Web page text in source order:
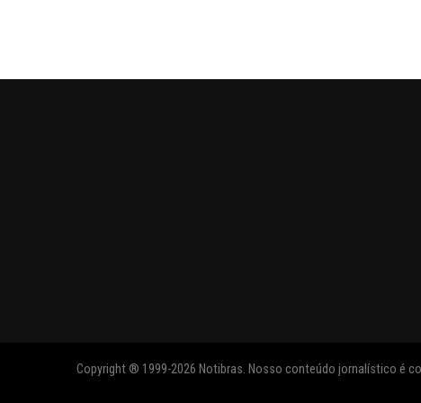
Copyright ® 1999-2026 Notibras. Nosso conteúdo jornalístico é